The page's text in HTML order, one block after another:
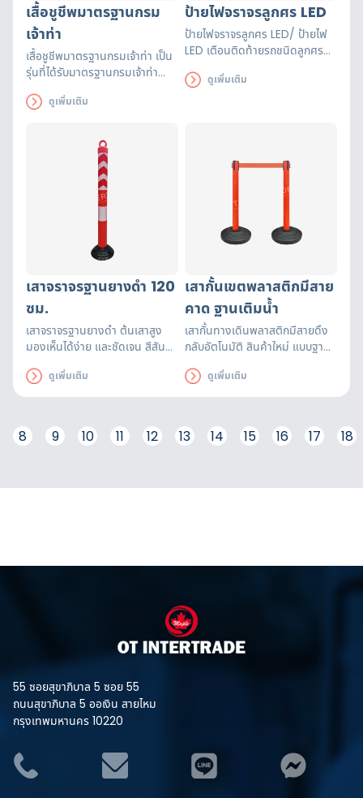
เสื้อชูชีพมาตรฐานกรม
เจ้าท่า
เสื้อชูชีพมาตรฐานกรมเจ้าท่า เป็น
รุ่นที่ได้รับมาตรฐานกรมเจ้าท่า
มาตรฐานสากล
) สำหรับผู้ใหญ่ ผ้า
ด้านนอกและซับในและวัตถุดิบต่าง
ๆ ได้รับมาตรฐาน และผ่านการ
ทดสอบเหมาะสำหรับ กิจกรรมทาง
น้ำทุกประเภท แข็งแรงทนทานมี
นกหวีด และสายรั้งขา เพื่อเพิ่ม
ดูเพิ่มเติม
ป้ายไฟจราจรลูกศร LED
ป้ายไฟจราจรลูกศร LED/ ป้ายไฟ
LED เตือนติดท้ายรถชนิดลูกศร
ชัดเจนระยะไกล ติดตั้งง่ายไม่ต้อง
ดูเพิ่มเติม
เสาจราจรฐานยางดำ 120
ซม.
เสาจราจรฐานยางดำ ต้นเสาสูง
มองเห็นได้ง่าย และชัดเจน สีสัน
ใหญ่เป็นจุดโฟกัส สายตาที่ดีเยี่ยม
สามารถคล้องโซ่ แบริเขต ธงราว
แบ่งช่องจราจร พร้อมฐานยางที่มี
ความหนักทำให้เสาไม่ล้มง่าย
ดูเพิ่มเติม
เสากั้นเขตพลาสติกมีสาย
คาด ฐานเติมน้ำ
เสากั้นทางเดินพลาสติกมีสายดึง
กลับอัตโนมัติ สินค้าใหม่ แบบฐาน
กั้นทางเดินมีสายดึงกลับอัตโนมัติ
ดูดี ราคาสุดต๊าช!! เสากั้นทางเดิน
แบบฐานเติมน้ำ จัดเก็บง่าย ใช้งาน
สะดวก สร้างความโดดเด่น และ
และสร้างความเป็นระเบียบในการ
ดูเพิ่มเติม
8 9 10 11 12 13 14 15 16 17 18
55 ซอยสุขาภิบาล 5 ซอย 55
ถนนสุขาภิบาล 5 ออเงิน สายไหม
กรุงเทพมหานคร 10220